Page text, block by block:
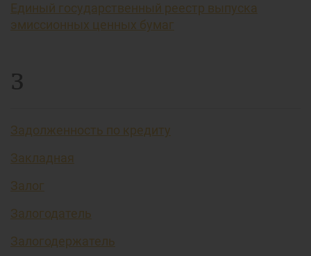
Единый государственный реестр выпуска
эмиссионных ценных бумаг
З
Задолженность по кредиту
Закладная
Залог
Залогодатель
Залогодержатель